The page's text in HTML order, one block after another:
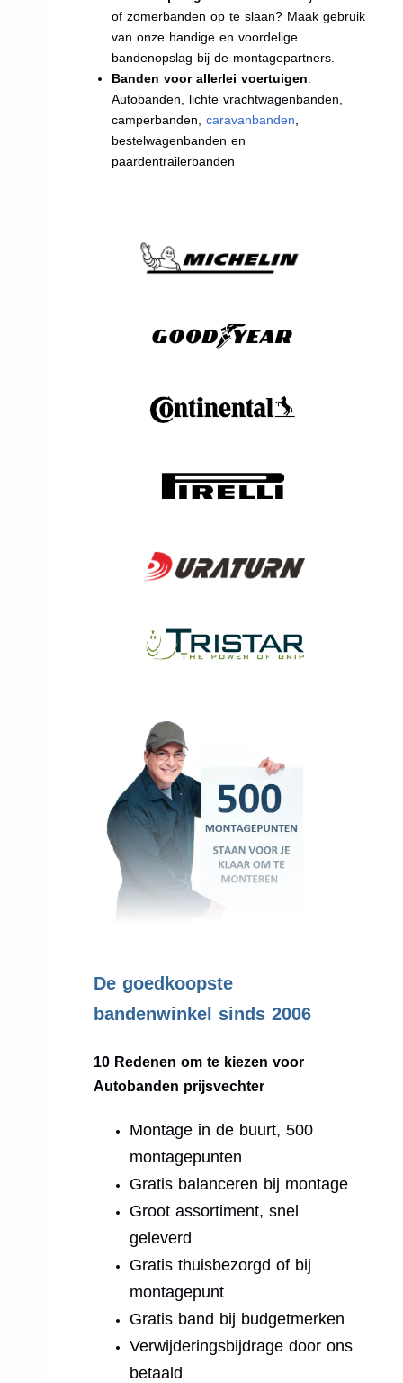
of zomerbanden op te slaan? Maak gebruik
van onze handige en voordelige
bandenopslag bij de montagepartners.
Banden voor allerlei voertuigen:
Autobanden, lichte vrachtwagenbanden,
camperbanden, caravanbanden,
bestelwagenbanden en
paardentrailerbanden
De goedkoopste
bandenwinkel sinds 2006
10 Redenen om te kiezen voor
Autobanden prijsvechter
Montage in de buurt, 500
montagepunten
Gratis balanceren bij montage
Groot assortiment, snel
geleverd
Gratis thuisbezorgd of bij
montagepunt
Gratis band bij budgetmerken
Verwijderingsbijdrage door ons
betaald